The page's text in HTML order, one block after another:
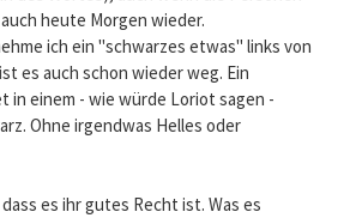
heute Morgen wieder.
ich ein "schwarzes etwas" links von
es auch schon wieder weg. Ein
in einem - wie würde Loriot sagen -
Ohne irgendwas Helles oder
es ihr gutes Recht ist. Was es